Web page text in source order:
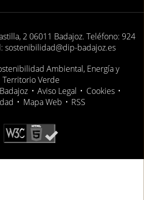
2 06011 Badajoz. Teléfono: 924
sostenibilidad@dip-badajoz.es
Ambiental, Energía y
Territorio Verde
• Aviso Legal • Cookies •
• Mapa Web • RSS